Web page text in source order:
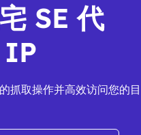
SE 代
IP
抓取操作并高效访问您的